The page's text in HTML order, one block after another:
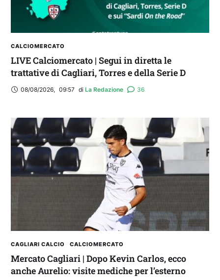
CALCIOMERCATO
LIVE Calciomercato | Segui in diretta le
trattative di Cagliari, Torres e della Serie D
08/08/2026, 09:57 di La Redazione 36
CAGLIARI CALCIO CALCIOMERCATO
Mercato Cagliari | Dopo Kevin Carlos, ecco
anche Aurelio: visite mediche per l’esterno